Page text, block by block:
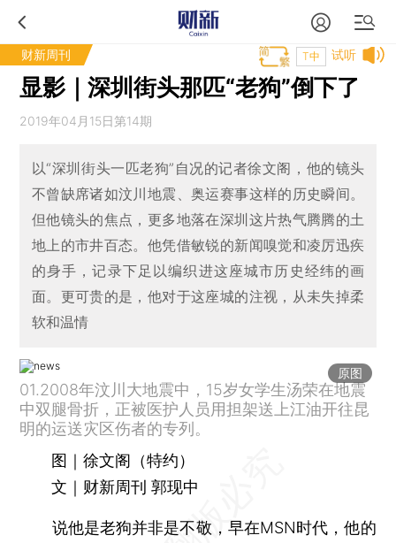
财新周刊 试听
T中
显影｜深圳街头那匹“老狗”倒下了
2019年04月15日第14期
以“深圳街头一匹老狗”自况的记者徐文阁，他的镜头
不曾缺席诸如汶川地震、奥运赛事这样的历史瞬间。
但他镜头的焦点，更多地落在深圳这片热气腾腾的土
地上的市井百态。他凭借敏锐的新闻嗅觉和凌厉迅疾
的身手，记录下足以编织进这座城市历史经纬的画
面。更可贵的是，他对于这座城的注视，从未失掉柔
软和温情
原图
01.2008年汶川大地震中，15岁女学生汤荣在地震
中双腿骨折，正被医护人员用担架送上江油开往昆
明的运送灾区伤者的专列。
图｜徐文阁（特约）
文｜财新周刊 郭现中
说他是老狗并非是不敬，早在MSN时代，他的